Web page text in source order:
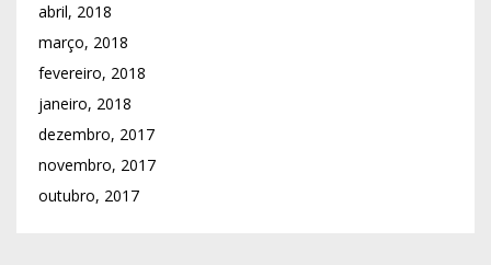
abril, 2018
março, 2018
fevereiro, 2018
janeiro, 2018
dezembro, 2017
novembro, 2017
outubro, 2017